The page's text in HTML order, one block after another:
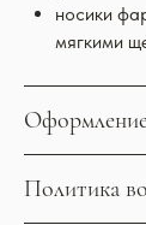
носики
мягкими
Оформление
Политика